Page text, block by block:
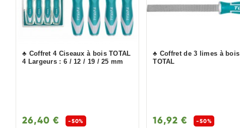
♣ Coffret 4 Ciseaux à bois TOTAL
4 Largeurs : 6 / 12 / 19 / 25 mm
26,40 €
-50%
♣ Coffret de 3 limes à bois
TOTAL
16,92 €
-50%